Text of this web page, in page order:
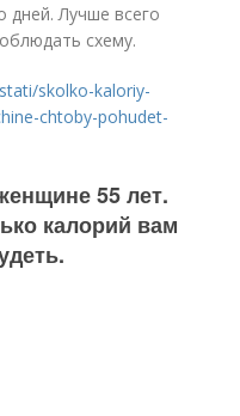
дней. Лучше всего
схему.
skolko-kaloriy-
chtoby-pohudet-
55 лет.
калорий вам